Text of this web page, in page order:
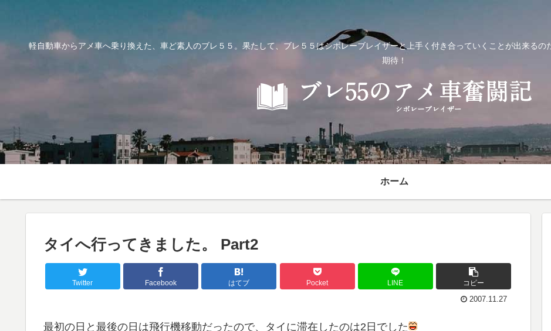
軽自動車からアメ車へ乗り換えた、車ど素人のブレ５５。果たして、ブレ５５はシボレーブレイザーと上手く付き合っていくことが出来る
期待！
ホーム
タイへ行ってきました。 Part2
Twitter Facebook はてブ Pocket LINE コピー
2007.11.27
最初の日と最後の日は飛行機移動だったので、タイに滞在したのは2日でした